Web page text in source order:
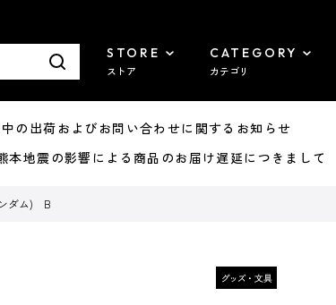
STORE
ストア
CATEGORY
カテゴリ
出荷およびお問い合わせに関するお知らせ
地震の影響による商品のお届け遅延につきまして
ダム) B